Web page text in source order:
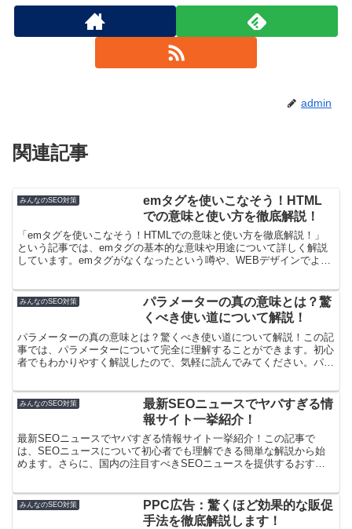
admin
関連記事
みんなのSEO対策
emタグを使いこなそう！HTML
での意味と使い方を徹底解説！
「emタグを使いこなそう！HTMLでの意味と使い方を徹底解説！」
という記事では、emタグの基本的な意味や用途について詳しく解説
しています。emタグがなくなったという噂や、WEBデザインでよく
みんなのSEO対策
パラメーターの真の意味とは？驚
くべき使い道について解説！
パラメーターの真の意味とは？驚くべき使い道について解説！この記
事では、パラメーターについて完全に理解することができます。初心
者でもわかりやすく解説したので、気軽に読んでみてください。パラ
みんなのSEO対策
最新SEOニュースでヤバすぎる情
報サイト一挙紹介！
最新SEOニュースでヤバすぎる情報サイト一挙紹介！この記事で
は、SEOニュースについて初心者でも理解できる簡単な解説から始
めます。さらに、国内の注目すべきSEOニュースを提供するおすす
みんなのSEO対策
PPC広告：驚くほど効果的な販促
手法を徹底解説します！